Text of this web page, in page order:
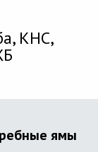
КНС,
ямы